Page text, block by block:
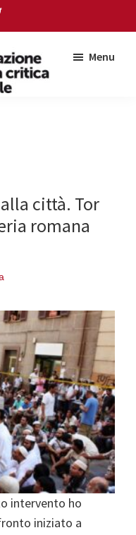
Menu
città. Tor
romana
intervento ho
iniziato a